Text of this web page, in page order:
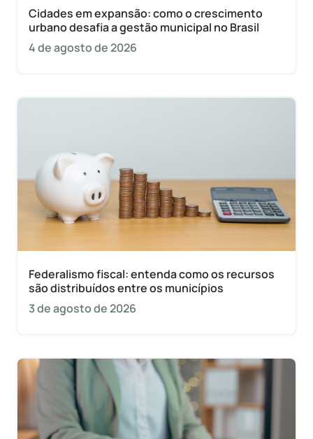
Cidades em expansão: como o crescimento
urbano desafia a gestão municipal no Brasil
4 de agosto de 2026
Federalismo fiscal: entenda como os recursos
são distribuídos entre os municípios
3 de agosto de 2026